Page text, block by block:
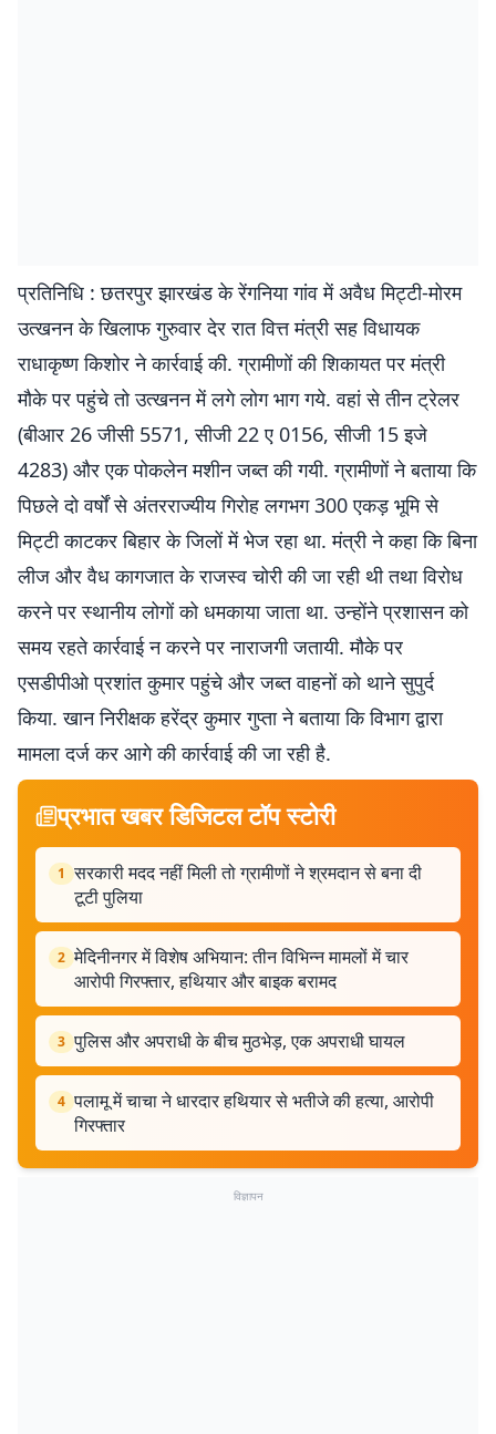
प्रतिनिधि : छतरपुर झारखंड के रेंगनिया गांव में अवैध मिट्टी-मोरम
उत्खनन के खिलाफ गुरुवार देर रात वित्त मंत्री सह विधायक
राधाकृष्ण किशोर ने कार्रवाई की. ग्रामीणों की शिकायत पर मंत्री
मौके पर पहुंचे तो उत्खनन में लगे लोग भाग गये. वहां से तीन ट्रेलर
(बीआर 26 जीसी 5571, सीजी 22 ए 0156, सीजी 15 इजे
4283) और एक पोकलेन मशीन जब्त की गयी. ग्रामीणों ने बताया कि
पिछले दो वर्षों से अंतरराज्यीय गिरोह लगभग 300 एकड़ भूमि से
मिट्टी काटकर बिहार के जिलों में भेज रहा था. मंत्री ने कहा कि बिना
लीज और वैध कागजात के राजस्व चोरी की जा रही थी तथा विरोध
करने पर स्थानीय लोगों को धमकाया जाता था. उन्होंने प्रशासन को
समय रहते कार्रवाई न करने पर नाराजगी जतायी. मौके पर
एसडीपीओ प्रशांत कुमार पहुंचे और जब्त वाहनों को थाने सुपुर्द
किया. खान निरीक्षक हरेंद्र कुमार गुप्ता ने बताया कि विभाग द्वारा
मामला दर्ज कर आगे की कार्रवाई की जा रही है.
प्रभात खबर डिजिटल टॉप स्टोरी
1 सरकारी मदद नहीं मिली तो ग्रामीणों ने श्रमदान से बना दी
टूटी पुलिया
2 मेदिनीनगर में विशेष अभियान: तीन विभिन्न मामलों में चार
आरोपी गिरफ्तार, हथियार और बाइक बरामद
3 पुलिस और अपराधी के बीच मुठभेड़, एक अपराधी घायल
4 पलामू में चाचा ने धारदार हथियार से भतीजे की हत्या, आरोपी
गिरफ्तार
विज्ञापन